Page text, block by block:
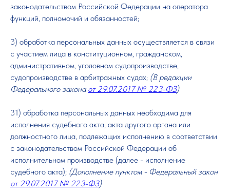
законодательством Российской Федерации на оператора
функций, полномочий и обязанностей;
3) обработка персональных данных осуществляется в связи
с участием лица в конституционном, гражданском,
административном, уголовном судопроизводстве,
судопроизводстве в арбитражных судах; (В редакции
Федерального закона от 29.07.2017 № 223-ФЗ)
31) обработка персональных данных необходима для
исполнения судебного акта, акта другого органа или
должностного лица, подлежащих исполнению в соответствии
с законодательством Российской Федерации об
исполнительном производстве (далее - исполнение
судебного акта); (Дополнение пунктом - Федеральный закон
от 29.07.2017 № 223-ФЗ)